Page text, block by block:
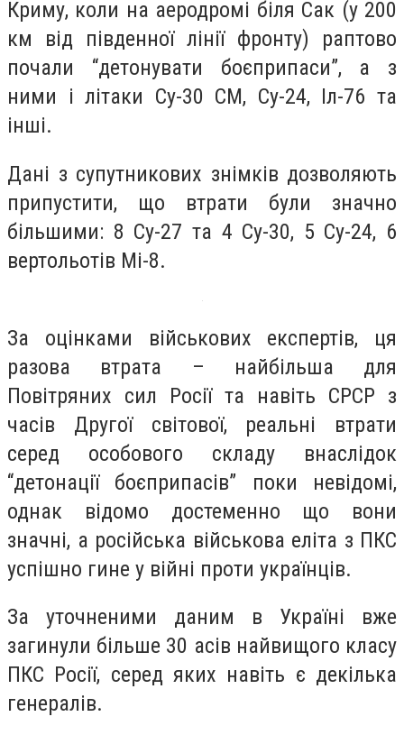
Криму, коли на аеродромі біля Сак (у 200
км від південної лінії фронту) раптово
почали “детонувати боєприпаси”, а з
ними і літаки Су-30 СМ, Су-24, Іл-76 та
інші.
Дані з супутникових знімків дозволяють
припустити, що втрати були значно
більшими: 8 Су-27 та 4 Су-30, 5 Су-24, 6
вертольотів Мі-8.
За оцінками військових експертів, ця
разова втрата – найбільша для
Повітряних сил Росії та навіть СРСР з
часів Другої світової, реальні втрати
серед особового складу внаслідок
“детонації боєприпасів” поки невідомі,
однак відомо достеменно що вони
значні, а російська військова еліта з ПКС
успішно гине у війні проти українців.
За уточненими даним в Україні вже
загинули більше 30 асів найвищого класу
ПКС Росії, серед яких навіть є декілька
генералів.